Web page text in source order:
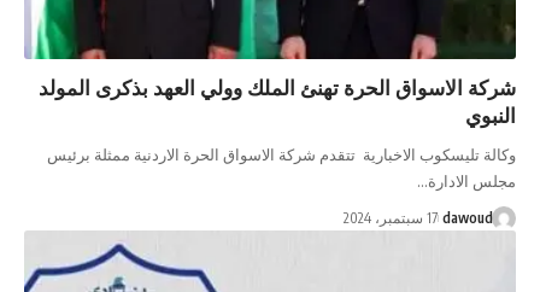
شركة الاسواق الحرة تهنئ الملك وولي العهد بذكرى المولد
النبوي
وكالة تليسكوب الاخبارية تتقدم شركة الاسواق الحرة الاردنية ممثلة برئيس
مجلس الادارة…
dawoud 17 سبتمبر، 2024